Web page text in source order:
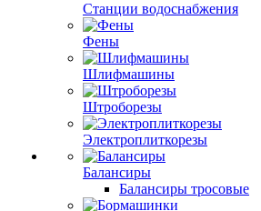
Станции водоснабжения
Фены
Шлифмашины
Штроборезы
Электроплиткорезы
Балансиры
Балансиры тросовые